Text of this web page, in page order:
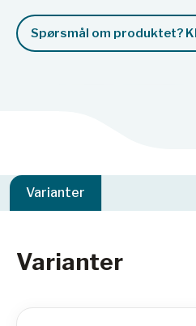
Spørsmål om produktet?
Varianter
Varianter